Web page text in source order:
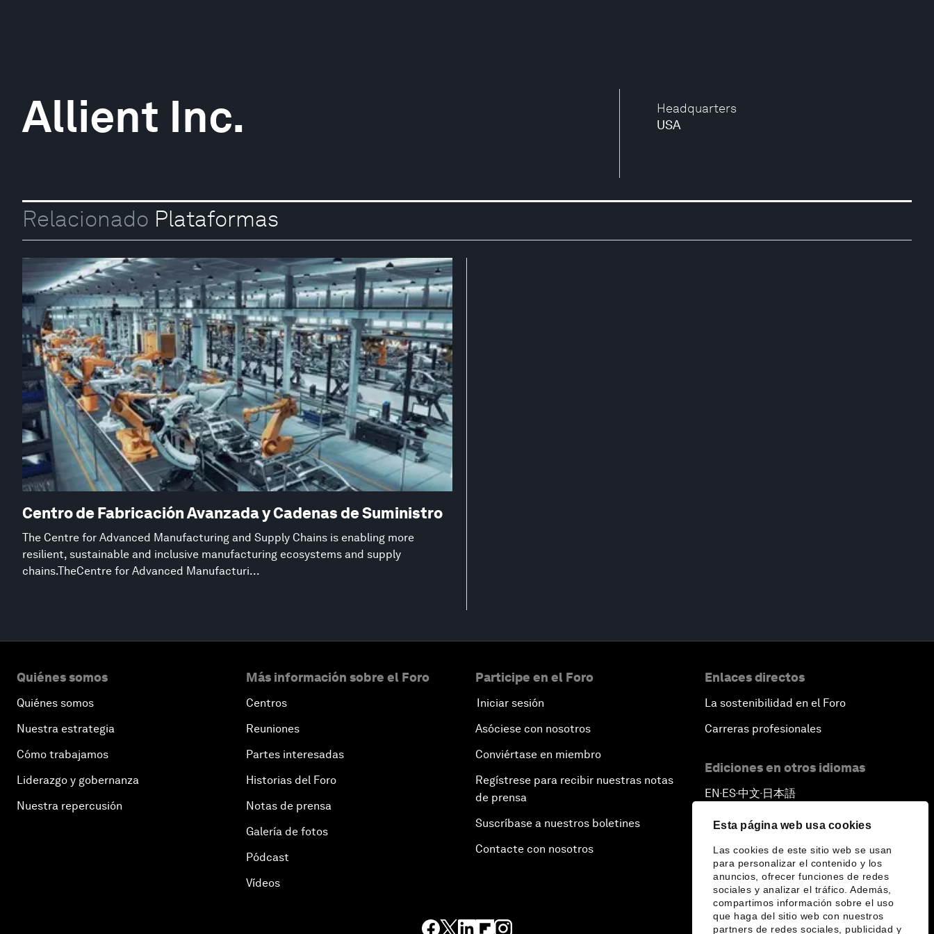
Esta página web usa cookies
Las cookies de este sitio web se usan
para personalizar el contenido y los
anuncios, ofrecer funciones de redes
sociales y analizar el tráfico. Además,
compartimos información sobre el uso
que haga del sitio web con nuestros
partners de redes sociales, publicidad y
Headquarters
USA
Allient Inc.
Relacionado Plataformas
Centro de Fabricación Avanzada y Cadenas de Suministro
The Centre for Advanced Manufacturing and Supply Chains is enabling more
resilient, sustainable and inclusive manufacturing ecosystems and supply
chains.TheCentre for Advanced Manufacturi...
Quiénes somos
Quiénes somos
Nuestra estrategia
Cómo trabajamos
Liderazgo y gobernanza
Nuestra repercusión
Más información sobre el Foro
Centros
Reuniones
Partes interesadas
Historias del Foro
Notas de prensa
Galería de fotos
Pódcast
Vídeos
Participe en el Foro
Iniciar sesión
Asóciese con nosotros
Conviértase en miembro
Regístrese para recibir nuestras notas
de prensa
Suscríbase a nuestros boletines
Contacte con nosotros
Enlaces directos
La sostenibilidad en el Foro
Carreras profesionales
Ediciones en otros idiomas
EN ▪ES▪中文▪ 日本語